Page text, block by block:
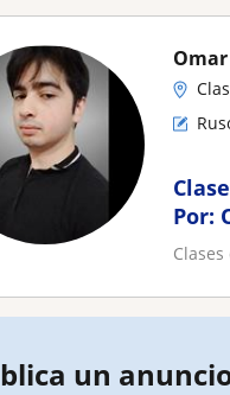
Omar
Por:
un